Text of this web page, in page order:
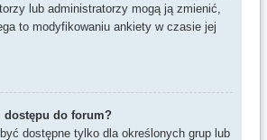
lub administratorzy mogą ją zmienić,
to modyfikowaniu ankiety w czasie jej
dostępu do forum?
dostępne tylko dla określonych grup lub